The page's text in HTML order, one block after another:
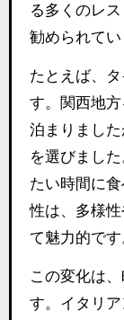
る多くのレ
勧められてい
たとえば、
す。関西地
泊まりまし
を選びまし
たい時間に
性は、多様
て魅力的です
この変化は
す。イタリ